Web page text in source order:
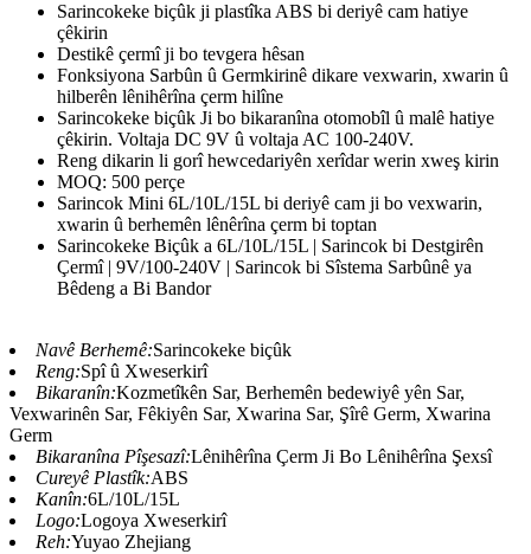
Sarincokeke biçûk ji plastîka ABS bi deriyê cam hatiye
çêkirin
Destikê çermî ji bo tevgera hêsan
Fonksiyona Sarbûn û Germkirinê dikare vexwarin, xwarin û
hilberên lênihêrîna çerm hilîne
Sarincokeke biçûk Ji bo bikaranîna otomobîl û malê hatiye
çêkirin. Voltaja DC 9V û voltaja AC 100-240V.
Reng dikarin li gorî hewcedariyên xerîdar werin xweş kirin
MOQ: 500 perçe
Sarincok Mini 6L/10L/15L bi deriyê cam ji bo vexwarin,
xwarin û berhemên lênêrîna çerm bi toptan
Sarincokeke Biçûk a 6L/10L/15L | Sarincok bi Destgirên
Çermî | 9V/100-240V | Sarincok bi Sîstema Sarbûnê ya
Bêdeng a Bi Bandor
Navê Berhemê:Sarincokeke biçûk
Reng:Spî û Xweserkirî
Bikaranîn:Kozmetîkên Sar, Berhemên bedewiyê yên Sar,
Vexwarinên Sar, Fêkiyên Sar, Xwarina Sar, Şîrê Germ, Xwarina
Germ
Bikaranîna Pîşesazî:Lênihêrîna Çerm Ji Bo Lênihêrîna Şexsî
Cureyê Plastîk:ABS
Kanîn:6L/10L/15L
Logo:Logoya Xweserkirî
Reh:Yuyao Zhejiang